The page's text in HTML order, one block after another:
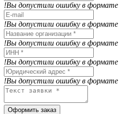
!Вы допустили ошибку в формате
!Вы допустили ошибку в формате
!Вы допустили ошибку в формате
!Вы допустили ошибку в формате
!Вы допустили ошибку в формате
Оформить заказ